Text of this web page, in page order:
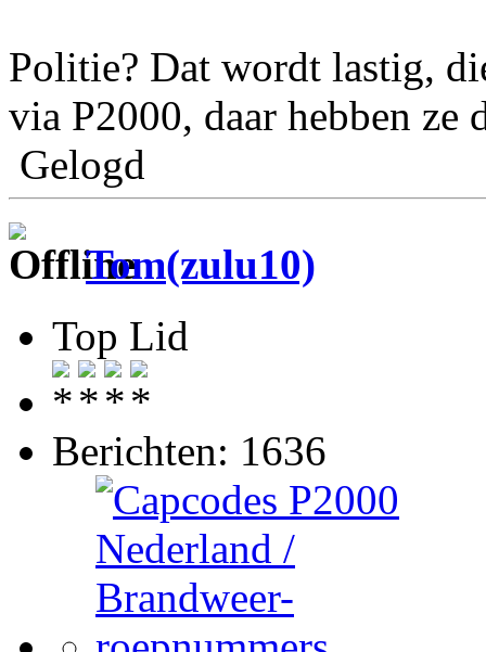
Politie? Dat wordt lastig,
via P2000, daar hebben
Gelogd
Tom(zulu10)
Top Lid
Berichten: 1636